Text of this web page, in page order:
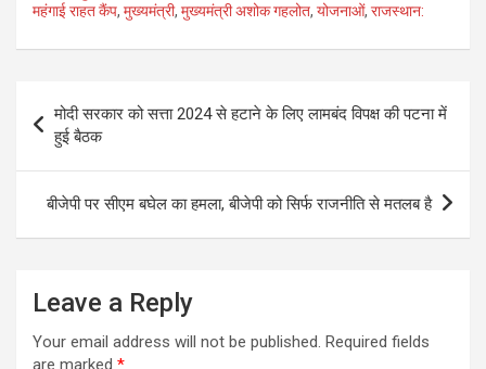
महंगाई राहत कैंप, मुख्यमंत्री, मुख्यमंत्री अशोक गहलोत, योजनाओं, राजस्थान:
Post
navigation
मोदी सरकार को सत्ता 2024 से हटाने के लिए लामबंद विपक्ष की पटना में
हुई बैठक
बीजेपी पर सीएम बघेल का हमला, बीजेपी को सिर्फ राजनीति से मतलब है
Leave a Reply
Your email address will not be published. Required fields
are marked *